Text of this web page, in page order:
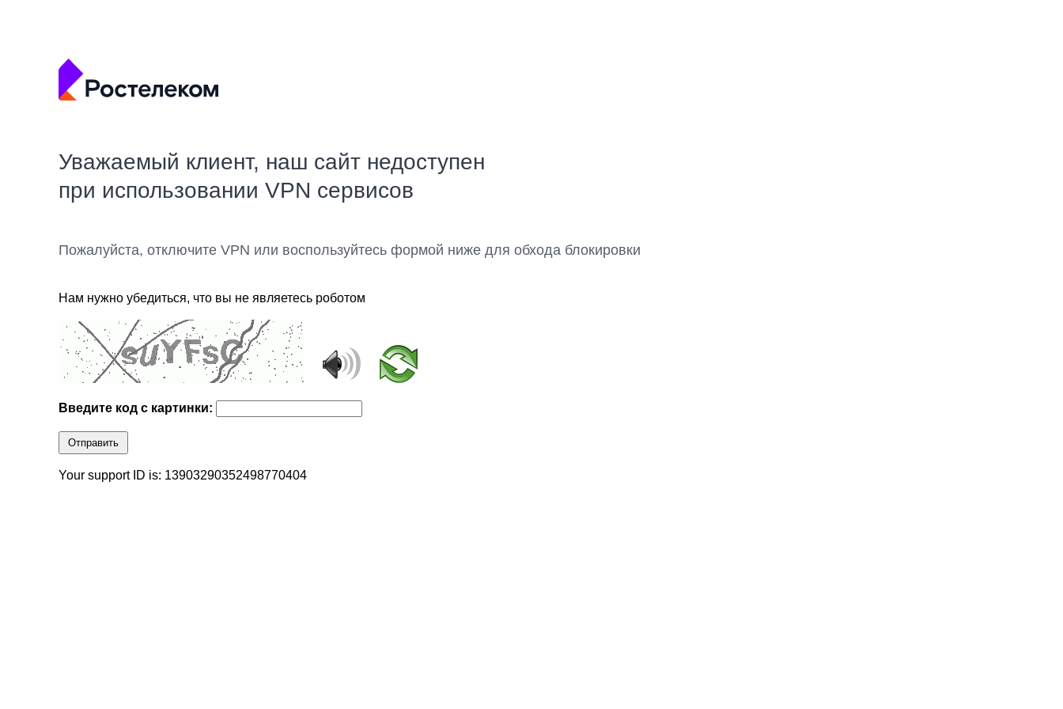
Уважаемый клиент, наш сайт недоступен
при использовании VPN сервисов
Пожалуйста, отключите VPN или воспользуйтесь формой ниже для обхода блокировки
Нам нужно убедиться, что вы не являетесь роботом
Введите код с картинки:
Отправить
Your support ID is: 13903290352498770404